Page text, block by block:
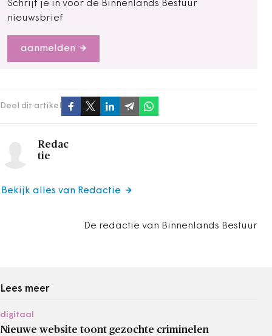
Schrijf je in voor de Binnenlands Bestuur
nieuwsbrief
aanmelden
Deel dit artikel
Redac
tie
De redactie van Binnenlands Bestuur
Bekijk alles van Redactie
Lees meer
digitaal
Nieuwe website toont gezochte criminelen